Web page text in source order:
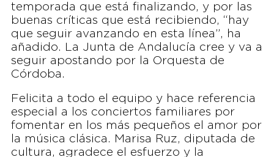
temporada que está finalizando, y por las
buenas críticas que está recibiendo, “hay
que seguir avanzando en esta línea”, ha
añadido. La Junta de Andalucía cree y va a
seguir apostando por la Orquesta de
Córdoba.
Felicita a todo el equipo y hace referencia
especial a los conciertos familiares por
fomentar en los más pequeños el amor por
la música clásica. Marisa Ruz, diputada de
cultura, agradece el esfuerzo y la